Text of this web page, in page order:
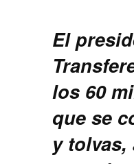
El
los 60
que se
y